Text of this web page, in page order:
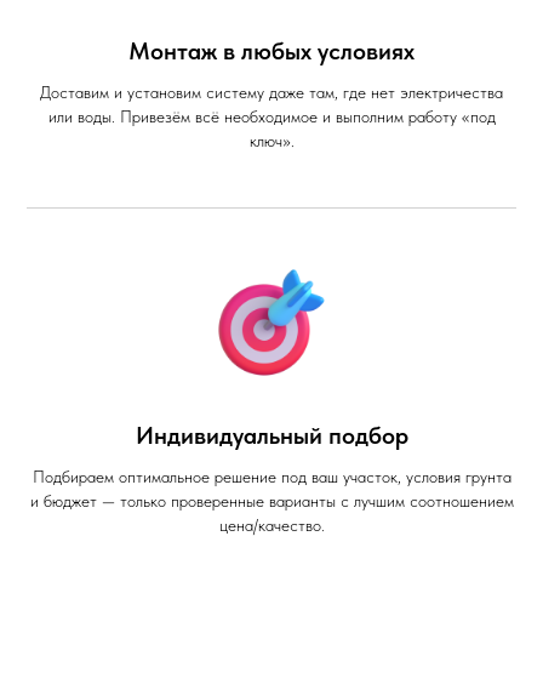
Монтаж в любых условиях
Доставим и установим систему даже там, где нет электричества
или воды. Привезём всё необходимое и выполним работу «под
ключ».
Индивидуальный подбор
Подбираем оптимальное решение под ваш участок, условия грунта
и бюджет — только проверенные варианты с лучшим соотношением
цена/качество.